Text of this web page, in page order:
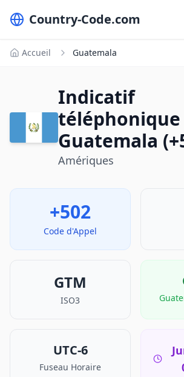
Country-Code.com
Accueil Guatemala
Indicatif
téléphonique
Guatemala
Amériques
+502
Code d'Appel
GTM
ISO3
UTC-6
Fuseau Horaire